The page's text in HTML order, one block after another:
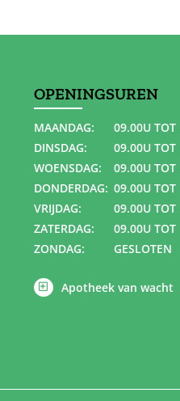
OPENINGSUREN
MAANDAG:
09.00U
DINSDAG:
09.00U
WOENSDAG:
09.00U
DONDERDAG: 09.00U
VRIJDAG:
09.00U
ZATERDAG:
09.00U TOT
ZONDAG:
GESLOTEN
Apotheek van wacht